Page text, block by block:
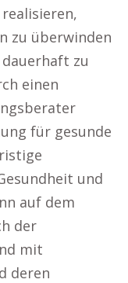
zu überwinden
zu
einen
für gesunde
und
auf dem
der
mit
deren